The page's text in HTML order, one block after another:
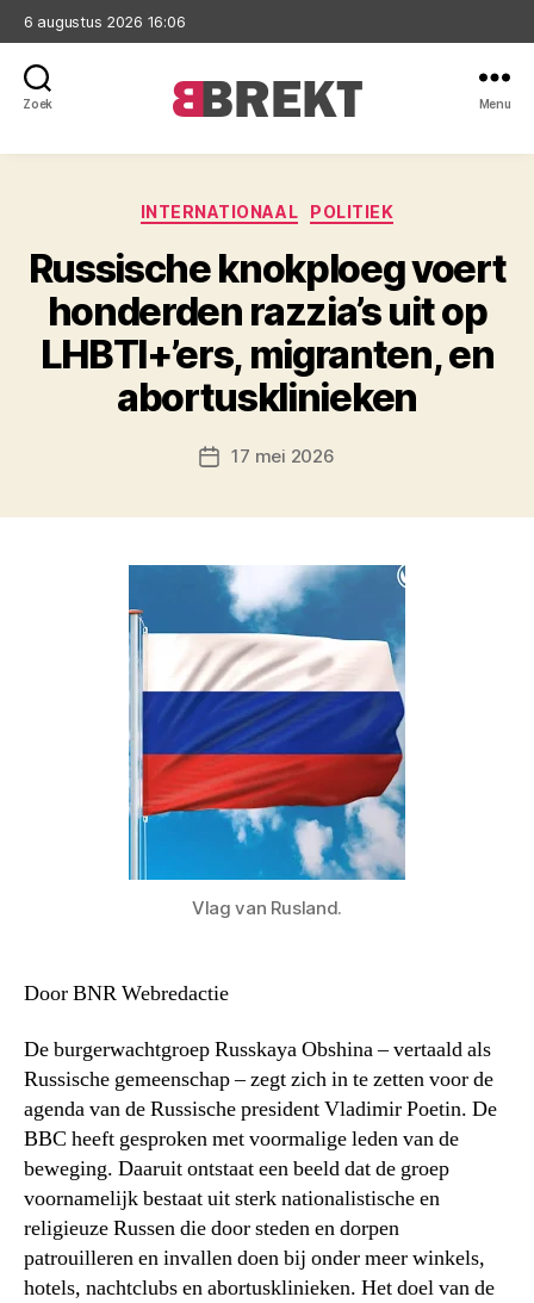
6 augustus 2026 16:06
Zoek Menu
Categorieën
INTERNATIONAAL POLITIEK
Russische knokploeg voert
honderden razzia’s uit op
LHBTI+’ers, migranten, en
abortusklinieken
Berichtdatum
17 mei 2026
Vlag van Rusland.
Door BNR Webredactie
De burgerwachtgroep Russkaya Obshina – vertaald als
Russische gemeenschap – zegt zich in te zetten voor de
agenda van de Russische president Vladimir Poetin. De
BBC heeft gesproken met voormalige leden van de
beweging. Daaruit ontstaat een beeld dat de groep
voornamelijk bestaat uit sterk nationalistische en
religieuze Russen die door steden en dorpen
patrouilleren en invallen doen bij onder meer winkels,
hotels, nachtclubs en abortusklinieken. Het doel van de